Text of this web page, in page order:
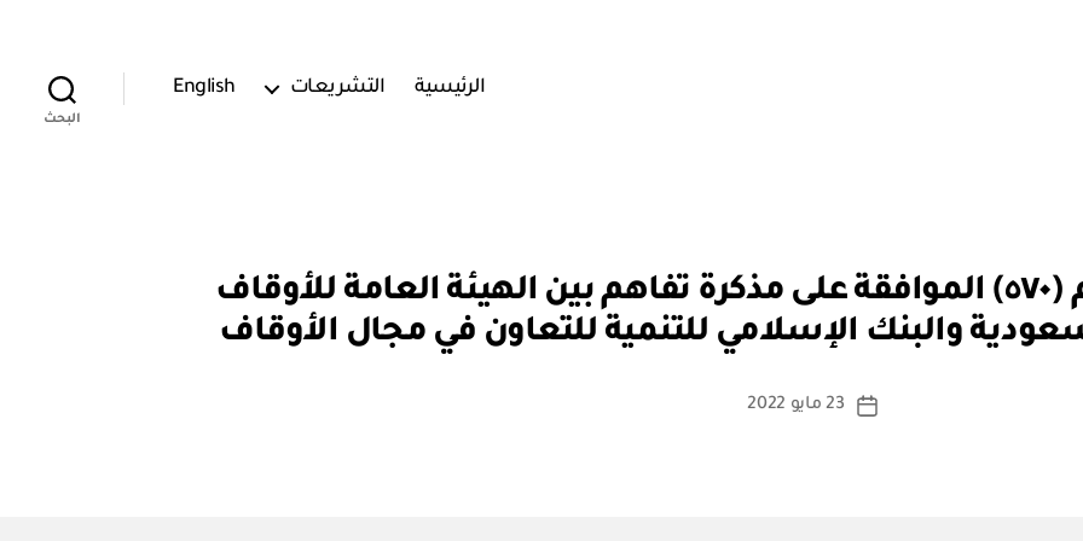
الرئيسية التشريعات English
البحث
قرار مجلس الوزراء رقم (٥٧٠) الموافقة على مذكرة تفاهم بين الهيئة العامة للأوقاف
والبنك الإسلامي للتنمية للتعاون في مجال الأوقاف
كاتب
بو
ا
س
ة
تاريخ
23 مايو 2022